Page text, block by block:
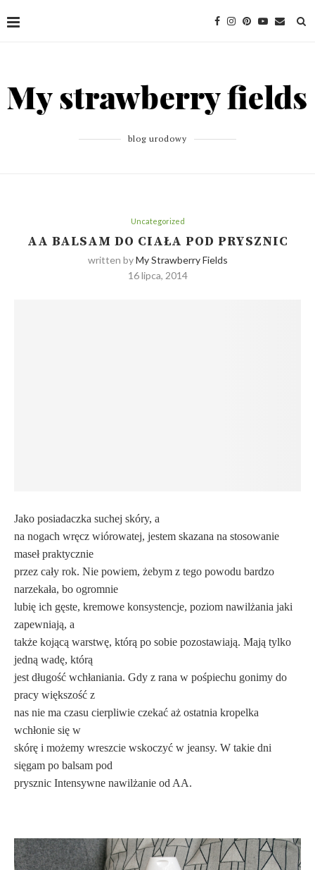
blog urodowy
Uncategorized
AA BALSAM DO CIAŁA POD PRYSZNIC
written byMy Strawberry Fields
16 lipca, 2014
Jako posiadaczka suchej skóry, a
na nogach wręcz wiórowatej, jestem skazana na stosowanie
maseł praktycznie
przez cały rok. Nie powiem, żebym z tego powodu bardzo
narzekała, bo ogromnie
lubię ich gęste, kremowe konsystencje, poziom nawilżania jaki
zapewniają, a
także kojącą warstwę, którą po sobie pozostawiają. Mają tylko
jedną wadę, którą
jest długość wchłaniania. Gdy z rana w pośpiechu gonimy do
pracy większość z
nas nie ma czasu cierpliwie czekać aż ostatnia kropelka
wchłonie się w
skórę i możemy wreszcie wskoczyć w jeansy. W takie dni
sięgam po balsam pod
prysznic Intensywne nawilżanie od AA.